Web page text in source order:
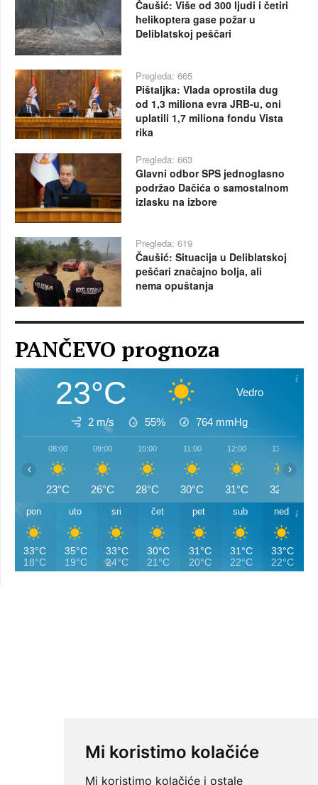
Mi koristimo kolačiće
Mi koristimo kolačiće i ostale
Čaušić: Više od 300 ljudi i četiri
helikoptera gase požar u
Deliblatskoj peščari
Pregleda: 665
Pištaljka: Vlada oprostila dug
od 1,3 miliona evra JRB-u, oni
uplatili 1,7 miliona fondu Vista
rika
Pregleda: 663
Glavni odbor SPS jednoglasno
podržao Dačića o samostalnom
izlasku na izbore
Pregleda: 619
Čaušić: Situacija u Deliblatskoj
peščari značajno bolja, ali
nema opuštanja
PANČEVO prognoza
23°C Vedro
2 m/s 55% 764 mmHg
08:00
23°C
09:00
26°C
10:00
28°C
11:00
30°C
12:00
31°C
13:00
32°C
‹ ›
pon
33°C
18°C
uto
35°C
19°C
sri
33°C
24°C
čet
30°C
21°C
pet
31°C
20°C
sub
31°C
22°C
ned
33°C
22°C